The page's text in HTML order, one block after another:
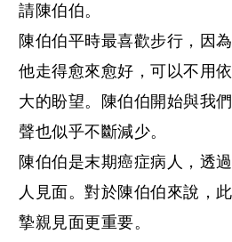
請陳伯伯。
陳伯伯平時最喜歡步行，因
他走得愈來愈好，可以不用
大的盼望。陳伯伯開始與我
聲也似乎不斷減少。
陳伯伯是末期癌症病人，透
人見面。對於陳伯伯來說，
摯親見面更重要。